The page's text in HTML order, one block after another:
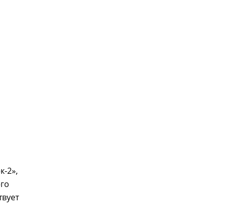
2»,